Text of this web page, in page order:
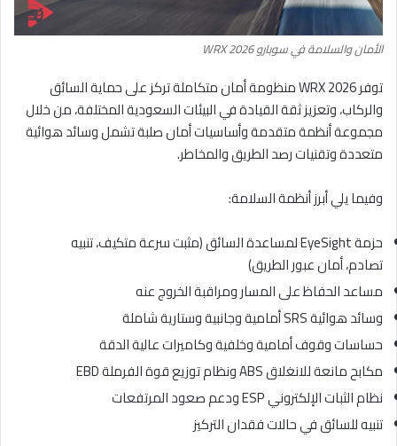
الأمان والسلامة في سوبارو WRX 2026
توفر WRX 2026 منظومة أمان متكاملة تركز على حماية السائق
والركاب، وتعزيز ثقة القيادة في البيئات السعودية المختلفة، من خلال
مجموعة أنظمة متقدمة وأساسيات أمان صلبة تشمل وسائد هوائية
متعددة وتقنيات رصد الطريق والمخاطر.
وفيما يلي أبرز أنظمة السلامة:
حزمة EyeSight لمساعدة السائق (مثبت سرعة متكيف، تنبيه
تصادم، أمان عبور الطريق)
مساعد الحفاظ على المسار ومراقبة الخروج عنه
وسائد هوائية SRS أمامية وجانبية وستارية شاملة
حساسات وقوف أمامية وخلفية وكاميرات عالية الدقة
مكابح مانعة للانغلاق ABS ونظام توزيع قوة الفرملة EBD
نظام الثبات الإلكتروني ESP ودعم صعود المرتفعات
تنبيه للسائق في حالات فقدان التركيز